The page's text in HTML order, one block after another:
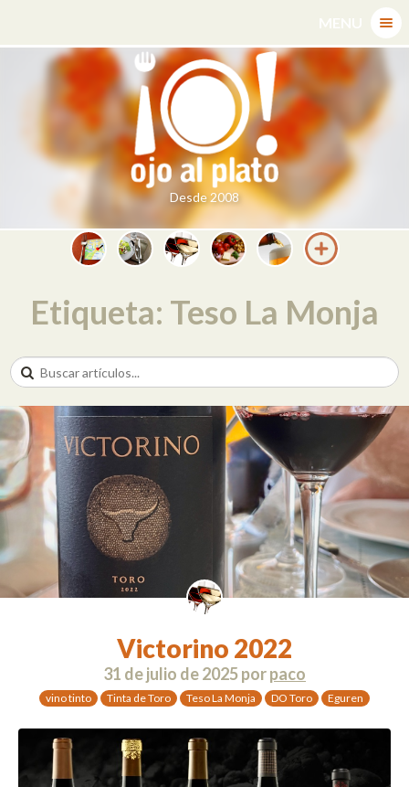
content
MENU
Desde 2008
Etiqueta: Teso La Monja
Victorino 2022
31 de julio de 2025porpaco
vino tinto Tinta de Toro Teso La Monja DO Toro Eguren